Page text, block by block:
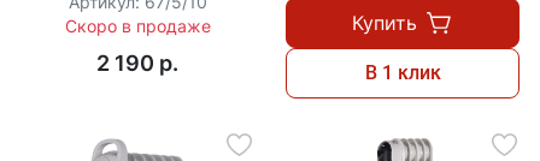
Скоро в продаже
2 190 p.
Купить
В 1 клик